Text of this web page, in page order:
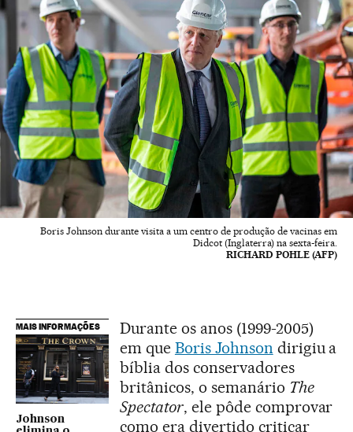
Boris Johnson durante visita a um centro de produção de vacinas em
Didcot (Inglaterra) na sexta-feira.
RICHARD POHLE (AFP)
MAIS INFORMAÇÕES
Johnson
Durante os anos (1999-2005)
em que Boris Johnson dirigiu a
bíblia dos conservadores
britânicos, o semanário The
Spectator, ele pôde comprovar
como era divertido criticar